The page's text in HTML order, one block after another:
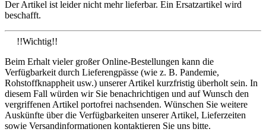
Der Artikel ist leider nicht mehr lieferbar. Ein Ersatzartikel wird
beschafft.
!!Wichtig!!
Beim Erhalt vieler großer Online-Bestellungen kann die
Verfügbarkeit durch Lieferengpässe (wie z. B. Pandemie,
Rohstoffknappheit usw.) unserer Artikel kurzfristig überholt sein. In
diesem Fall würden wir Sie benachrichtigen und auf Wunsch den
vergriffenen Artikel portofrei nachsenden. Wünschen Sie weitere
Auskünfte über die Verfügbarkeiten unserer Artikel, Lieferzeiten
sowie Versandinformationen kontaktieren Sie uns bitte.